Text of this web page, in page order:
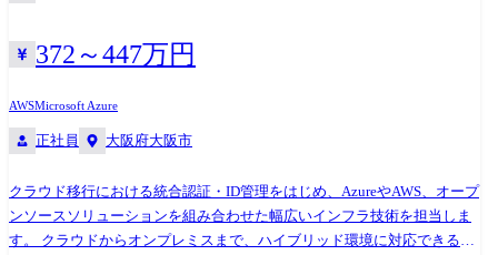
372～447万円
AWSMicrosoft Azure
正社員 大阪府大阪市
クラウド移行における統合認証・ID管理をはじめ、AzureやAWS、オープ
ンソースソリューションを組み合わせた幅広いインフラ技術を担当しま
す。 クラウドからオンプレミスまで、ハイブリッド環境に対応できる